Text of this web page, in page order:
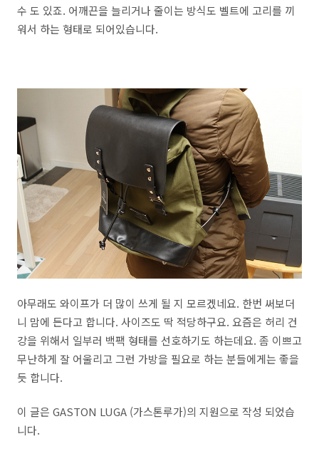
수 도 있죠. 어깨끈을 늘리거나 줄이는 방식도 벨트에 고리를 끼
워서 하는 형태로 되어있습니다.
아무래도 와이프가 더 많이 쓰게 될 지 모르겠네요. 한번 써보더
니 맘에 든다고 합니다. 사이즈도 딱 적당하구요. 요즘은 허리 건
강을 위해서 일부러 백팩 형태를 선호하기도 하는데요. 좀 이쁘고
무난하게 잘 어울리고 그런 가방을 필요로 하는 분들에게는 좋을
듯 합니다.
이 글은 GASTON LUGA (가스톤루가)의 지원으로 작성 되었습
니다.